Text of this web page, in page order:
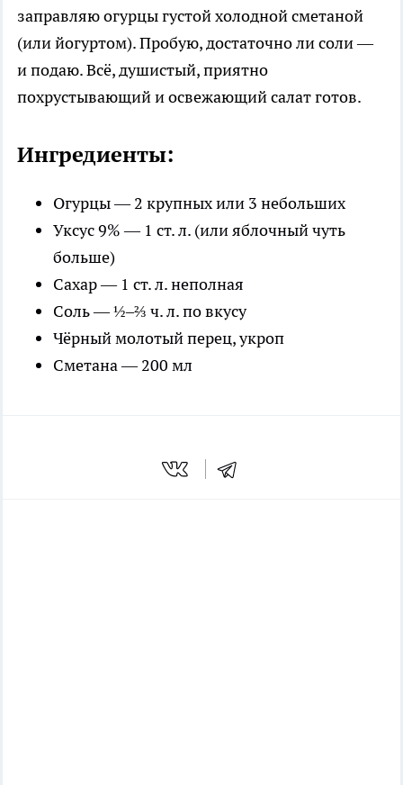
заправляю огурцы густой холодной сметаной
(или йогуртом). Пробую, достаточно ли соли —
и подаю. Всё, душистый, приятно
похрустывающий и освежающий салат готов.
Ингредиенты:
Огурцы — 2 крупных или 3 небольших
Уксус 9% — 1 ст. л. (или яблочный чуть
больше)
Сахар — 1 ст. л. неполная
Соль — ½–⅔ ч. л. по вкусу
Чёрный молотый перец, укроп
Сметана — 200 мл